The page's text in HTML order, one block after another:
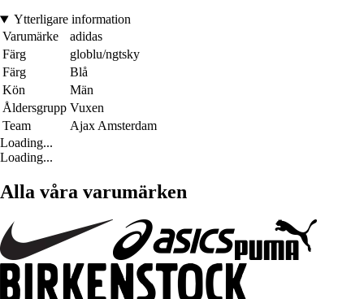
Ytterligare information
Varumärke
adidas
Färg
globlu/ngtsky
Färg
Blå
Kön
Män
Åldersgrupp Vuxen
Team
Ajax Amsterdam
Loading...
Loading...
Alla våra varumärken